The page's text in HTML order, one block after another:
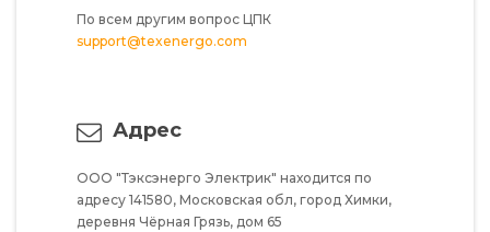
По всем другим вопрос ЦПК
support@texenergo.com
Адрес
ООО "Тэксэнерго Электрик" находится по
адресу 141580, Московская обл, город Химки,
деревня Чёрная Грязь, дом 65